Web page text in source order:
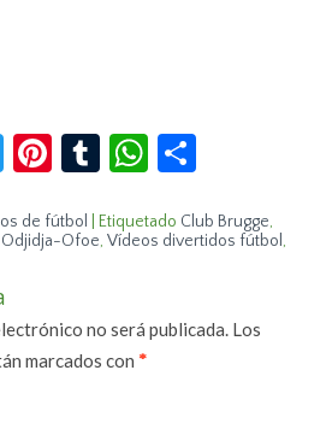
Twitter
Pinterest
TumblrWhatsApp
de fútbol Etiquetado Club Brugge,
Odjidja-Ofoe,Vídeos divertidos fútbol,
no será publicada. Los
marcados con*